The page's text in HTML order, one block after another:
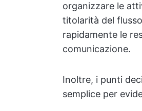
organizzare le
titolarità del
rapidamente le
comunicazione.
Inoltre, i punti
semplice per